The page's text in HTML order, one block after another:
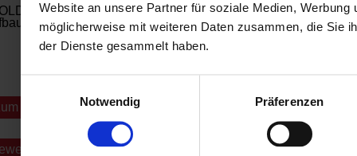
Website an unsere Partner für soziale Medien,
möglicherweise mit weiteren Daten zusammen, die Sie
der Dienste gesammelt haben.
Notwendig
Präferenzen